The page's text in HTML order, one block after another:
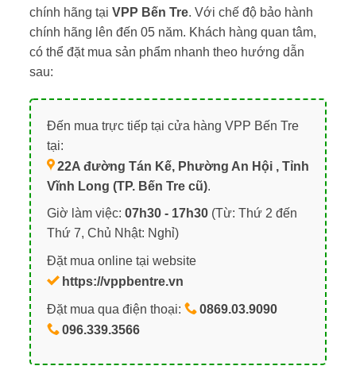
chính hãng tại VPP Bến Tre. Với chế độ bảo hành
chính hãng lên đến 05 năm. Khách hàng quan tâm,
có thể đặt mua sản phẩm nhanh theo hướng dẫn
sau:
Đến mua trực tiếp tại cửa hàng VPP Bến Tre
tại:
22A đường Tán Kế, Phường An Hội , Tỉnh
Vĩnh Long (TP. Bến Tre cũ).
Giờ làm việc: 07h30 - 17h30(Từ: Thứ 2 đến
Thứ 7, Chủ Nhật: Nghỉ)
Đặt mua online tại website
https://vppbentre.vn
Đặt mua qua điện thoại:
0869.03.9090
096.339.3566